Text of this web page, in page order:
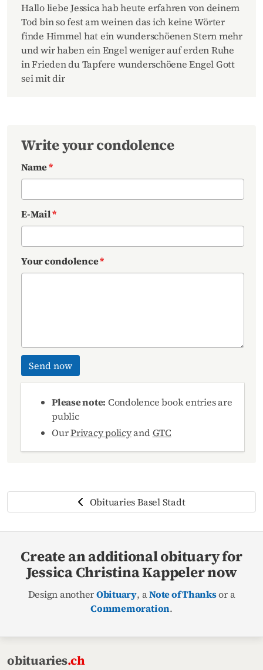
Hallo liebe Jessica hab heute erfahren von deinem
Tod bin so fest am weinen das ich keine Wörter
finde Himmel hat ein wunderschöenen Stern mehr
und wir haben ein Engel weniger auf erden Ruhe
in Frieden du Tapfere wunderschöene Engel Gott
sei mit dir
Write your condolence
Name*
E-Mail*
Your condolence*
Send now
Please note: Condolence book entries are
public
OurPrivacy policyandGTC
Obituaries Basel Stadt
Create an additional obituary for
Jessica Christina Kappeler now
Design anotherObituary, aNote of Thanksor a
Commemoration.
obituaries.ch